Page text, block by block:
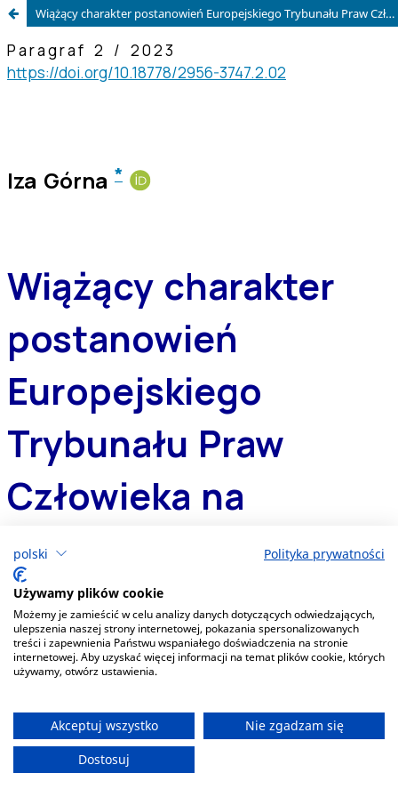
polski Polityka prywatności
Używamy plików cookie
Możemy je zamieścić w celu analizy danych dotyczących odwiedzających,
ulepszenia naszej strony internetowej, pokazania spersonalizowanych
treści i zapewnienia Państwu wspaniałego doświadczenia na stronie
internetowej. Aby uzyskać więcej informacji na temat plików cookie, których
używamy, otwórz ustawienia.
Akceptuj wszystko
Nie zgadzam się
Dostosuj
Wiążący charakter postanowień Europejskiego Trybunału Praw Człowieka na przykładzie postanowienia ETPC z dnia 25 sierpnia 2021 r., ECHR 244 (2021)